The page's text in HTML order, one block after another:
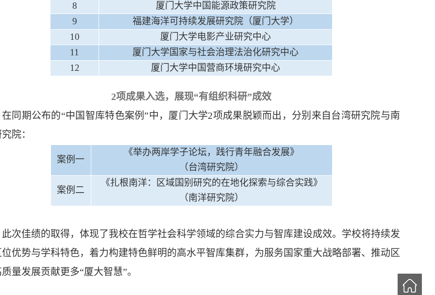
8
厦门大学中国能源政策研究院
9
福建海洋可持续发展研究院（厦门大学）
10
厦门大学电影产业研究中心
11
厦门大学国家与社会治理法治化研究中心
12
厦门大学中国营商环境研究中心
2项成果入选，展现“有组织科研”成效
在同期公布的“中国智库特色案例”中，厦门大学2项成果脱颖而出，分别来自台湾研究院与南
院：
案例一
《举办两岸学子论坛，践行青年融合发展》
（台湾研究院）
案例 二
《扎根南洋：区域国别研究的在地化探索与综合实践》
（南洋研究院）
此次佳绩的取得，体现了我校在哲学社会科学领域的综合实力与智库建设成效。学校将持续发
优势与学科特色，着力构建特色鲜明的高水平智库集群，为服务国家重大战略部署、推动区
量发展贡献更多“厦大智慧”。